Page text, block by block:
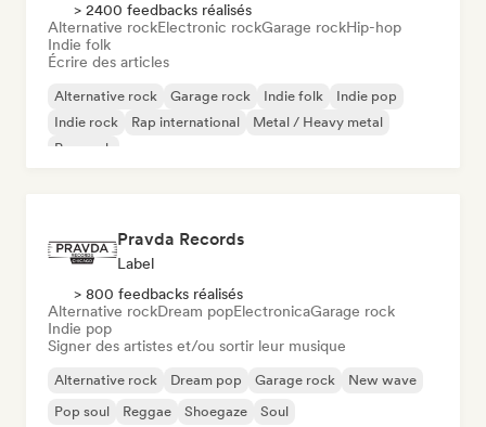
> 2400 feedbacks réalisés
Alternative rockElectronic rockGarage rockHip-hop
Indie folk
Écrire des articles
Alternative rock Garage rock Indie folk
Indie pop
Indie rock
Rap international
Metal / Heavy metal
Pop rock
Pravda Records
Label
> 800 feedbacks réalisés
Alternative rockDream popElectronicaGarage rock
Indie pop
Signer des artistes et/ou sortir leur musique
Alternative rock Dream pop Garage rock
New wave
Pop soul
Reggae Shoegaze Soul